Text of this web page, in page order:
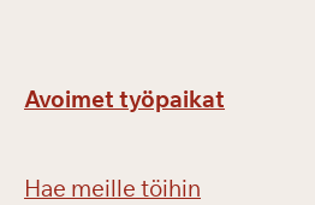
Avoimet työpaikat
Hae meille töihin